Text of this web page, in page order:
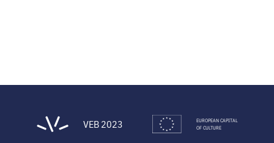
VEB 2023
EUROPEAN CAPITAL
OF CULTURE